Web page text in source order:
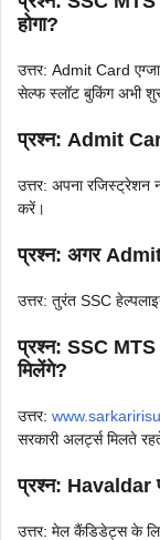
होगा?
उत्तर: Admit Card
सेल्फ स्लॉट बुकिंग अभी
प्रश्न: Admit
उत्तर: अपना रजिस्ट्रेशन
करें।
प्रश्न: अगर Admit
उत्तर: तुरंत SSC
प्रश्न: SSC MTS
मिलेंगे?
उत्तर:
सरकारी अलर्ट्स मिलते
प्रश्न: Havaldar
उत्तर: मेल कैंडिडेट्स के